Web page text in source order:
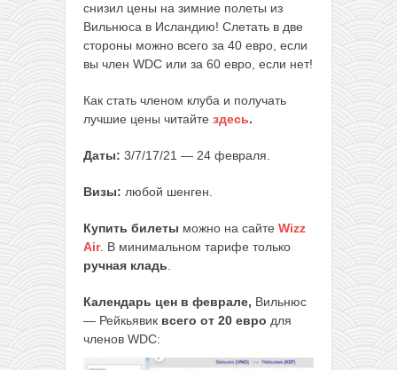
снизил цены на зимние полеты из
Вильнюса в Исландию! Слетать в две
стороны можно всего за 40 евро, если
вы член WDC или за 60 евро, если нет!
Как стать членом клуба и получать
лучшие цены читайте здесь.
Даты: 3/7/17/21 — 24 февраля.
Визы: любой шенген.
Купить билеты можно на сайте Wizz
Air. В минимальном тарифе только
ручная кладь.
Календарь цен в феврале, Вильнюс
— Рейкьявик всего от 20 евро для
членов WDC: